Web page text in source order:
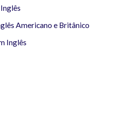
Americano e Britânico
Inglês